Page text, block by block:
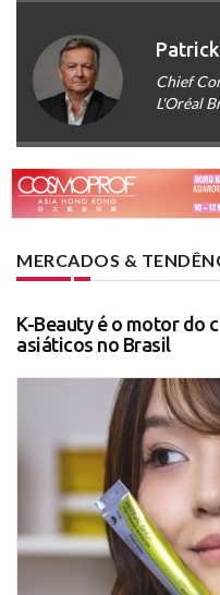
Chief
L'Oréal
MERCADOS &
K-Beauty é o motor do
asiáticos no Brasil